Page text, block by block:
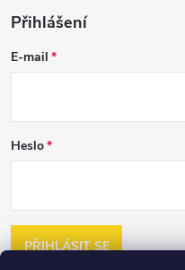
Přihlášení
E-mail
Heslo
PŘIHLÁSIT SE